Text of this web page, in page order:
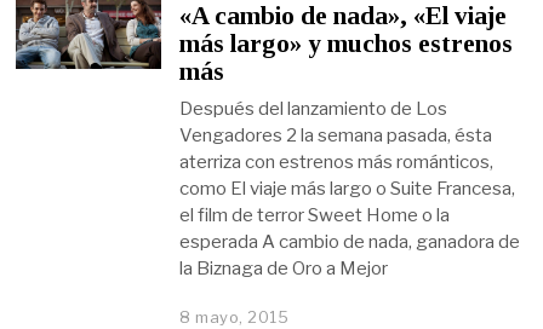
«A cambio de nada», «El viaje
más largo» y muchos estrenos
más
Después del lanzamiento de Los
Vengadores 2 la semana pasada, ésta
aterriza con estrenos más románticos,
como El viaje más largo o Suite Francesa,
el film de terror Sweet Home o la
esperada A cambio de nada, ganadora de
la Biznaga de Oro a Mejor
8 mayo, 2015